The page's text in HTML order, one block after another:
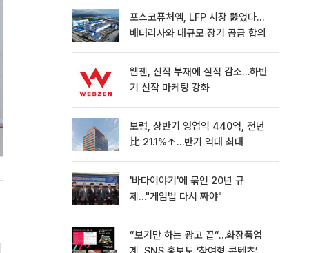
포스코퓨처엠, LFP 시장 뚫었다…
배터리사와 대규모 장기 공급 합의
웹젠, 신작 부재에 실적 감소…하반
기 신작 마케팅 강화
보령, 상반기 영업익 440억, 전년
比 21.1%↑…반기 역대 최대
'바다이야기'에 묶인 20년 규
제…"게임법 다시 짜야"
“보기만 하는 광고 끝“…화장품업